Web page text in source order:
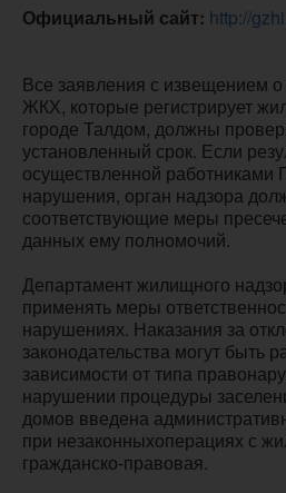
Официальный сайт: http://
Все заявления с извещением
ЖКХ, которые регистрирует
городе Талдом, должны
установленный срок. Если
осуществленной работниками
нарушения, орган надзора
соответствующие меры
данных ему полномочий.
Департамент жилищного
применять меры
нарушениях. Наказания за
законодательства могут быть
зависимости от типа
нарушении процедуры
домов введена
при незаконныхоперациях с
гражданско-правовая.